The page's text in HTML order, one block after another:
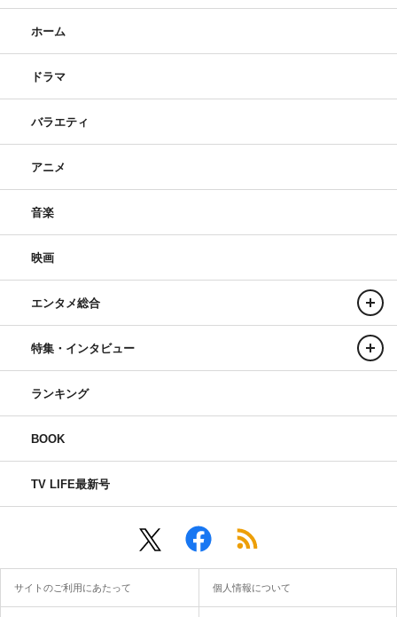
ホーム
ドラマ
バラエティ
アニメ
音楽
映画
エンタメ総合
特集・インタビュー
ランキング
BOOK
TV LIFE最新号
サイトのご利用にあたって 個人情報について